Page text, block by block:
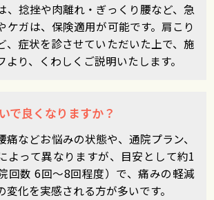
、捻挫や肉離れ・ぎっくり腰など、急
ケガは、保険適用が可能です。肩こり
、症状を診させていただいた上で、施
より、くわしくご説明いたします。
で良くなりますか？
痛などお悩みの状態や、通院プラン、
よって異なりますが、目安として約1
回数 6回～8回程度）で、痛みの軽減
変化を実感される方が多いです。